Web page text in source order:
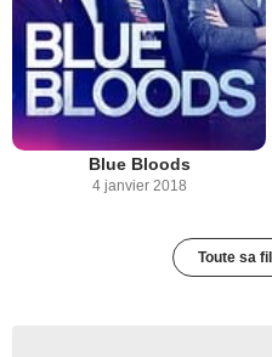
Blue Bloods
4 janvier 2018
Toute sa